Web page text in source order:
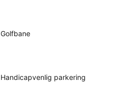
Golfbane
Handicapvenlig parkering